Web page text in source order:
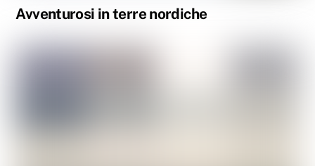
Avventurosi in terre nordiche